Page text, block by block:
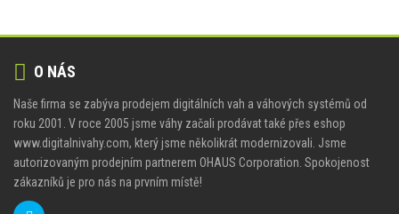
O NÁS
Naše firma se zabýva prodejem digitálních vah a váhových systémů od
roku 2001. V roce 2005 jsme váhy začali prodávat také přes eshop
www.digitalnivahy.com, který jsme několikrát modernizovali. Jsme
autorizovaným prodejním partnerem OHAUS Corporation. Spokojenost
zákazníků je pro nás na prvním místě!